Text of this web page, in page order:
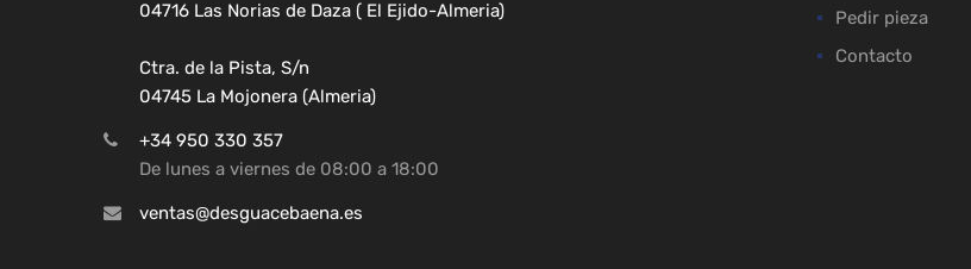
04716 Las Norias de Daza ( El Ejido-Almeria)
Ctra. de la Pista, S/n
04745 La Mojonera (Almeria)
+34 950 330 357
De lunes a viernes de 08:00 a 18:00
ventas@desguacebaena.es
Pedir pieza
Contacto